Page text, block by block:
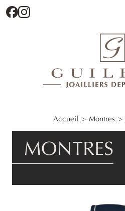
Facebook
Accueil Montres
MONTRES